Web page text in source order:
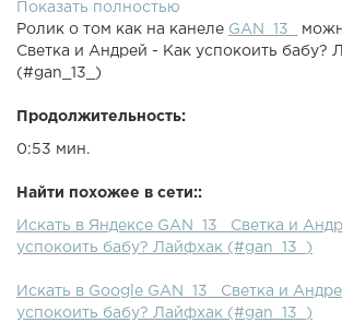
Показать полностью
Ролик о том как на канеле GAN_13_
Светка и Андрей - Как успокоить бабу?
(#gan_13_)
Продолжительность:
0:53 мин.
Найти похожее в сети::
Искать в Яндексе GAN_13_ Светка и
успокоить бабу? Лайфхак (#gan_13_)
Искать в Google GAN_13_ Светка и
успокоить бабу? Лайфхак (#gan_13_)